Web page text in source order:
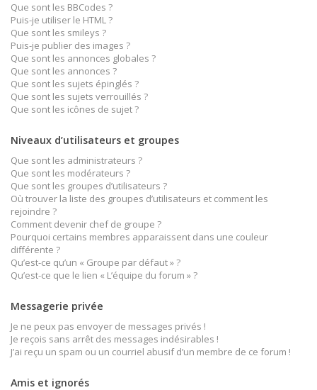
Que sont les BBCodes ?
Puis-je utiliser le HTML ?
Que sont les smileys ?
Puis-je publier des images ?
Que sont les annonces globales ?
Que sont les annonces ?
Que sont les sujets épinglés ?
Que sont les sujets verrouillés ?
Que sont les icônes de sujet ?
Niveaux d’utilisateurs et groupes
Que sont les administrateurs ?
Que sont les modérateurs ?
Que sont les groupes d’utilisateurs ?
Où trouver la liste des groupes d’utilisateurs et comment les
rejoindre ?
Comment devenir chef de groupe ?
Pourquoi certains membres apparaissent dans une couleur
différente ?
Qu’est-ce qu’un « Groupe par défaut » ?
Qu’est-ce que le lien « L’équipe du forum » ?
Messagerie privée
Je ne peux pas envoyer de messages privés !
Je reçois sans arrêt des messages indésirables !
J’ai reçu un spam ou un courriel abusif d’un membre de ce forum !
Amis et ignorés